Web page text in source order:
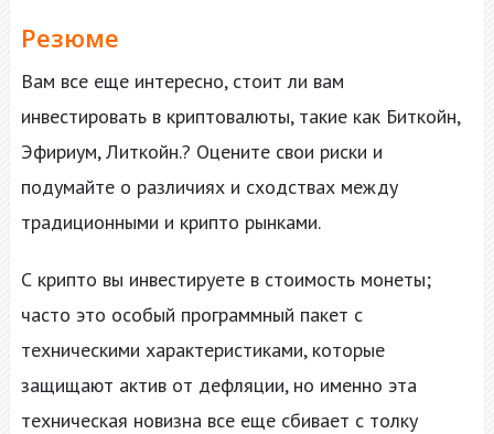
Резюме
Вам все еще интересно, стоит ли вам
инвестировать в криптовалюты, такие как Биткойн,
Эфириум, Литкойн.? Оцените свои риски и
подумайте о различиях и сходствах между
традиционными и крипто рынками.
С крипто вы инвестируете в стоимость монеты;
часто это особый программный пакет с
техническими характеристиками, которые
защищают актив от дефляции, но именно эта
техническая новизна все еще сбивает с толку